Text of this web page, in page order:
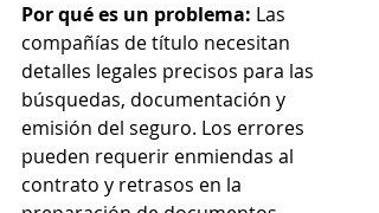
Por qué es un problema: Las
compañías de título necesitan
detalles legales precisos para las
búsquedas, documentación y
emisión del seguro. Los errores
pueden requerir enmiendas al
contrato y retrasos en la